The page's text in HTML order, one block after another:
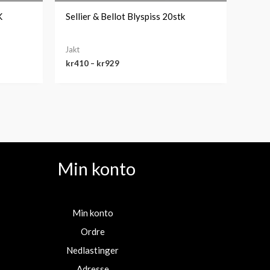
Sellier & Bellot Blyspiss 20stk
Jakt
kr410 – kr929
Min konto
Min konto
Ordre
Nedlastinger